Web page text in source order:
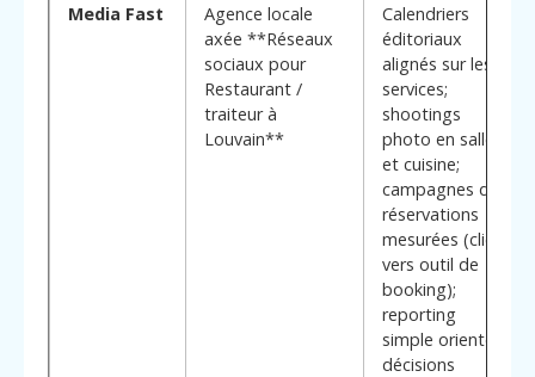
Media Fast
Agence locale
axée **Réseaux
sociaux pour
Restaurant /
traiteur à
Louvain**
Calendriers
éditoriaux
alignés sur les
services;
shootings
photo en salle
et cuisine;
campagnes de
réservations
mesurées (clics
vers outil de
booking);
reporting
simple orienté
décisions